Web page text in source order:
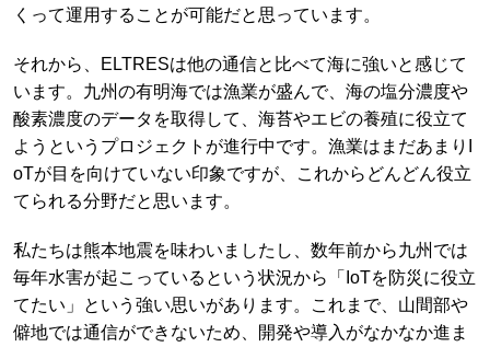
くって運用することが可能だと思っています。
それから、ELTRESは他の通信と比べて海に強いと感じて
います。九州の有明海では漁業が盛んで、海の塩分濃度や
酸素濃度のデータを取得して、海苔やエビの養殖に役立て
ようというプロジェクトが進行中です。漁業はまだあまりI
oTが目を向けていない印象ですが、これからどんどん役立
てられる分野だと思います。
私たちは熊本地震を味わいましたし、数年前から九州では
毎年水害が起こっているという状況から「IoTを防災に役立
てたい」という強い思いがあります。これまで、山間部や
僻地では通信ができないため、開発や導入がなかなか進ま